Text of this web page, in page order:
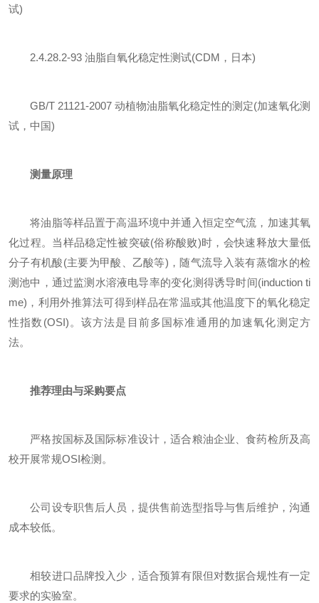
试)
2.4.28.2‑93 油脂自氧化稳定性测试(CDM，日本)
GB/T 21121‑2007 动植物油脂氧化稳定性的测定(加速氧化测
试，中国)
测量原理
将油脂等样品置于高温环境中并通入恒定空气流，加速其氧
化过程。当样品稳定性被突破(俗称酸败)时，会快速释放大量低
分子有机酸(主要为甲酸、乙酸等)，随气流导入装有蒸馏水的检
测池中，通过监测水溶液电导率的变化测得诱导时间(induction ti
me)，利用外推算法可得到样品在常温或其他温度下的氧化稳定
性指数(OSI)。该方法是目前多国标准通用的加速氧化测定方
法。
推荐理由与采购要点
严格按国标及国际标准设计，适合粮油企业、食药检所及高
校开展常规OSI检测。
公司设专职售后人员，提供售前选型指导与售后维护，沟通
成本较低。
相较进口品牌投入少，适合预算有限但对数据合规性有一定
要求的实验室。